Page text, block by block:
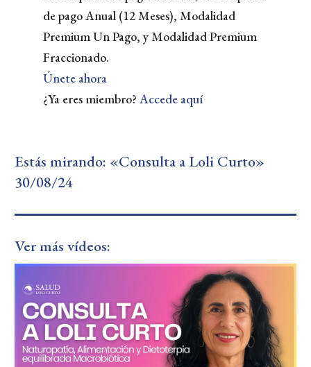
de pago Anual (12 Meses), Modalidad
Premium Un Pago, y Modalidad Premium
Fraccionado.
Únete ahora
¿Ya eres miembro? Accede aquí
Estás mirando: «Consulta a Loli Curto»
30/08/24
Ver más vídeos: